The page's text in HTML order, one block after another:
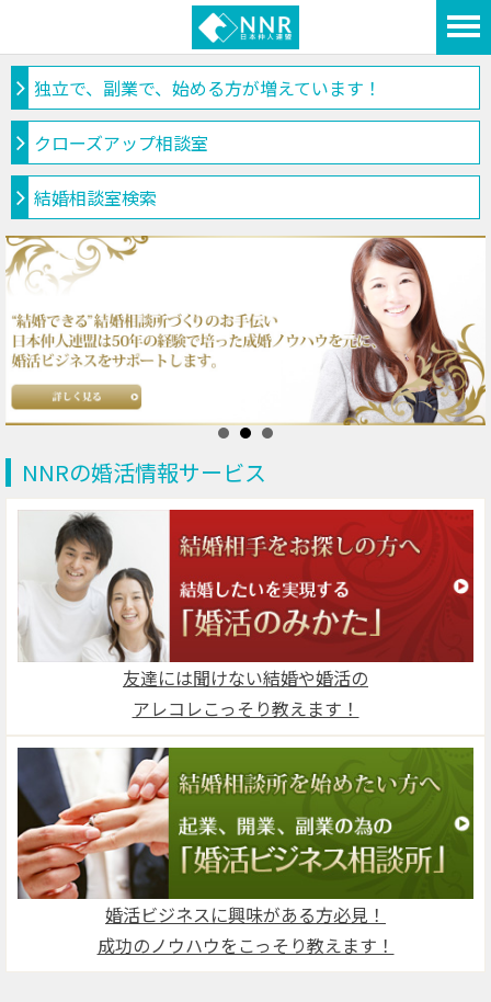
独立で、副業で、始める方が増えています！
クローズアップ相談室
結婚相談室検索
NNRの婚活情報サービス
友達には聞けない結婚や婚活の
アレコレこっそり教えます！
婚活ビジネスに興味がある方必見！
成功のノウハウをこっそり教えます！